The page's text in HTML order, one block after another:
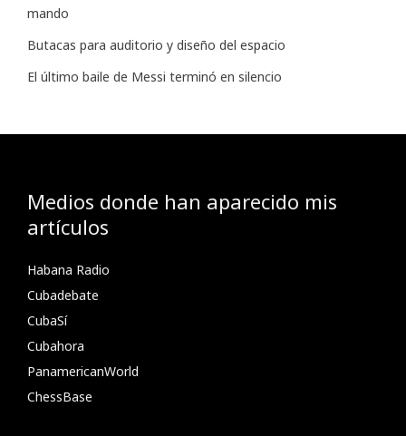
mando
Butacas para auditorio y diseño del espacio
El último baile de Messi terminó en silencio
Medios donde han aparecido mis
artículos
Habana Radio
Cubadebate
CubaSí
Cubahora
PanamericanWorld
ChessBase